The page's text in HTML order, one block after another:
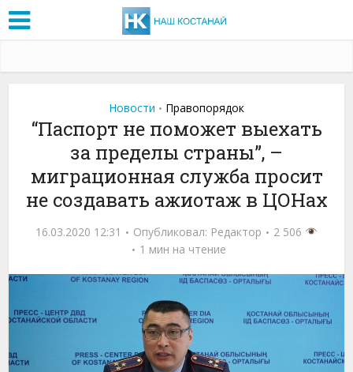
Новости • Правопорядок
“Паспорт не поможет выехать
за пределы страны”, –
миграционная служба просит
не создавать ажиотаж в ЦОНах
16.03.2020 12:31 Опубликовал: Редактор
2 506
1 мин на чтение